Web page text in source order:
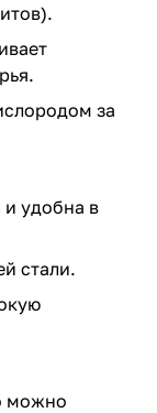
за
и удобна в
стали.
можно